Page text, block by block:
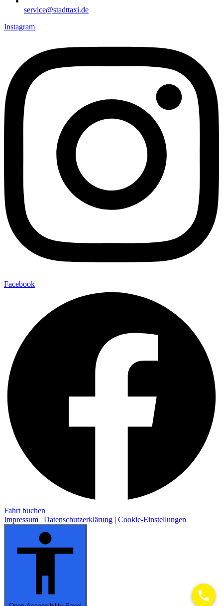
service@stadttaxi.de
Instagram
Facebook
Fahrt buchen
Impressum | Datenschutzerklärung | Cookie-Einstellungen